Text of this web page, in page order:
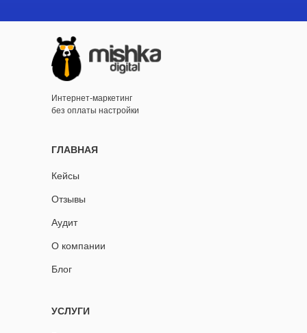
Интернет-маркетинг
без оплаты настройки
УСЛУГИ
Кейсы
Отзывы
Аудит
О компании
Блог
ГЛАВНАЯ